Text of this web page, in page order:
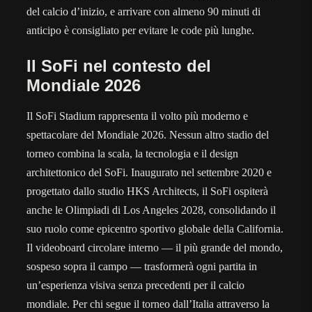
del calcio d’inizio, e arrivare con almeno 90 minuti di
anticipo è consigliato per evitare le code più lunghe.
Il SoFi nel contesto del
Mondiale 2026
Il SoFi Stadium rappresenta il volto più moderno e
spettacolare del Mondiale 2026. Nessun altro stadio del
torneo combina la scala, la tecnologia e il design
architettonico del SoFi. Inaugurato nel settembre 2020 e
progettato dallo studio HKS Architects, il SoFi ospiterà
anche le Olimpiadi di Los Angeles 2028, consolidando il
suo ruolo come epicentro sportivo globale della California.
Il videoboard circolare interno — il più grande del mondo,
sospeso sopra il campo — trasformerà ogni partita in
un’esperienza visiva senza precedenti per il calcio
mondiale. Per chi segue il torneo dall’Italia attraverso la